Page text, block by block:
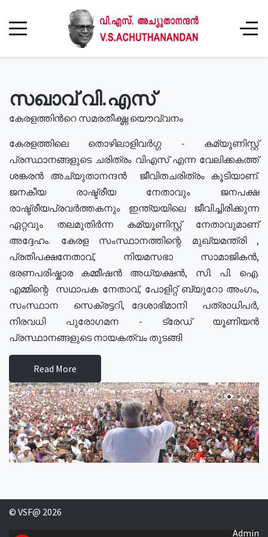
സഖാവ് വി.എസ്
കേരളത്തിൻറെ സമരതീക്ഷ്ണ യൌവ്വനം
കേരളത്തിലെ തൊഴിലാളിവർഗ്ഗ - കമ്യൂണിസ്റ്റ്
പ്രസ്ഥാനങ്ങളുടെ ചരിത്രം വിഎസ് എന്ന വേലിക്കകത്ത്
ശങ്കരൻ അച്യുതാനന്ദൻ ജീവിതചരിത്രം കൂടിയാണ്.
ജനകീയ രാഷ്ട്രീയ നേതാവും ജനപക്ഷ
രാഷ്ട്രീയപ്രവർത്തകനും ഇന്ത്യയിലെ ജീവിച്ചിരിക്കുന്ന
ഏറ്റവും തലമുതിർന്ന കമ്യൂണിസ്റ്റ് നേതാവുമാണ്
അദ്ദേഹം. കേരള സംസ്ഥാനത്തിന്റെ മുഖ്യമന്ത്രി ,
പ്രതിപക്ഷനേതാവ്, നിയമസഭാ സാമാജികൻ,
ഭരണപരിഷ്കാര കമ്മീഷൻ അധ്യക്ഷൻ, സി. പി. ഐ.
എമ്മിന്റെ സഥാപക നേതാവ്, പോളിറ്റ് ബ്യുറോ അംഗം,
സംസ്ഥാന സെക്രട്ടറി, ദേശാഭിമാനി പത്രാധിപർ,
നിരവധി പുരോഗമന - ട്രേഡ് യൂണിയൻ
പ്രസ്ഥാനങ്ങളുടെ നായകത്വം തുടങ്ങി
Read More
© VSF@ 2026
Admin